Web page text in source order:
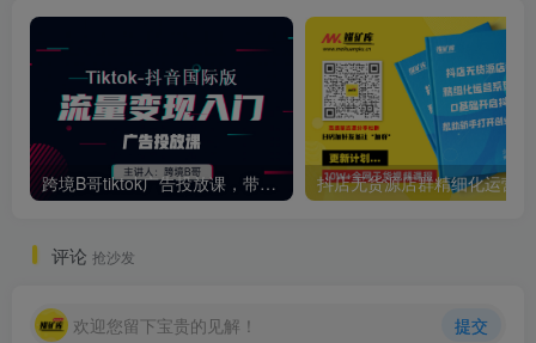
跨境B哥tiktok广告投放课，带你快速入门tiktok广告投放价值1680元
评论 抢沙发
欢迎您留下宝贵的见解！ 提交